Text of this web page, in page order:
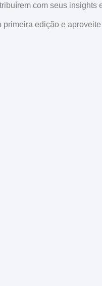
com seus insights
primeira edição e